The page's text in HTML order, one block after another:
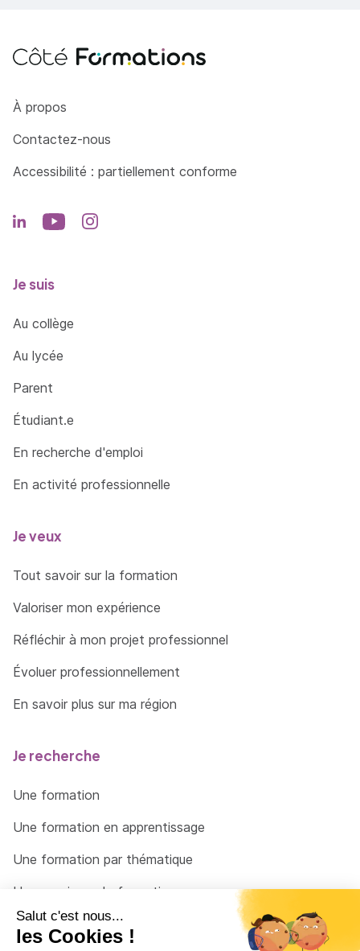
Côté Formations
À propos
Contactez-nous
Accessibilité : partiellement conforme
Je suis
Au collège
Au lycée
Parent
Étudiant.e
En recherche d'emploi
En activité professionnelle
Je veux
Tout savoir sur la formation
Valoriser mon expérience
Réfléchir à mon projet professionnel
Évoluer professionnellement
En savoir plus sur ma région
Je recherche
Une formation
Une formation en apprentissage
Une formation par thématique
Un organisme de formation
Un conseiller